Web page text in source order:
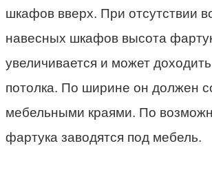
шкафов вверх. При отсутствии
навесных шкафов высота
увеличивается и может
потолка. По ширине он должен
мебельными краями. По
фартука заводятся под мебель.